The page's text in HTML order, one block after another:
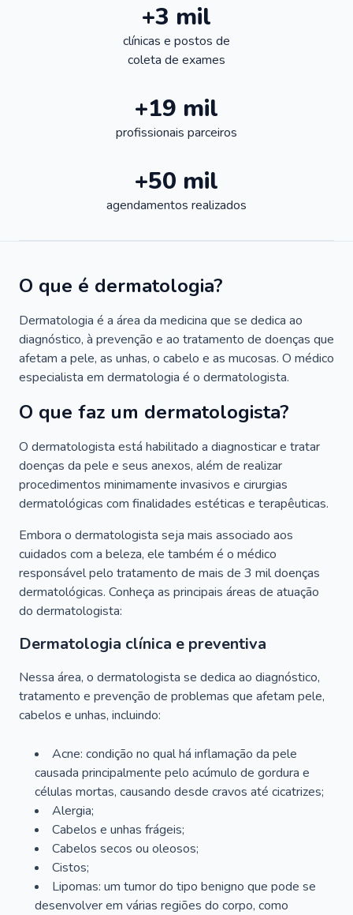
+3 mil
clínicas e postos de
coleta de exames
+19 mil
profissionais parceiros
+50 mil
agendamentos realizados
O que é dermatologia?
Dermatologia é a área da medicina que se dedica ao
diagnóstico, à prevenção e ao tratamento de doenças que
afetam a pele, as unhas, o cabelo e as mucosas. O médico
especialista em dermatologia é o dermatologista.
O que faz um dermatologista?
O dermatologista está habilitado a diagnosticar e tratar
doenças da pele e seus anexos, além de realizar
procedimentos minimamente invasivos e cirurgias
dermatológicas com finalidades estéticas e terapêuticas.
Embora o dermatologista seja mais associado aos
cuidados com a beleza, ele também é o médico
responsável pelo tratamento de mais de 3 mil doenças
dermatológicas. Conheça as principais áreas de atuação
do dermatologista:
Dermatologia clínica e preventiva
Nessa área, o dermatologista se dedica ao diagnóstico,
tratamento e prevenção de problemas que afetam pele,
cabelos e unhas, incluindo:
Acne: condição no qual há inflamação da pele
causada principalmente pelo acúmulo de gordura e
células mortas, causando desde cravos até cicatrizes;
Alergia;
Cabelos e unhas frágeis;
Cabelos secos ou oleosos;
Cistos;
Lipomas: um tumor do tipo benigno que pode se
desenvolver em várias regiões do corpo, como